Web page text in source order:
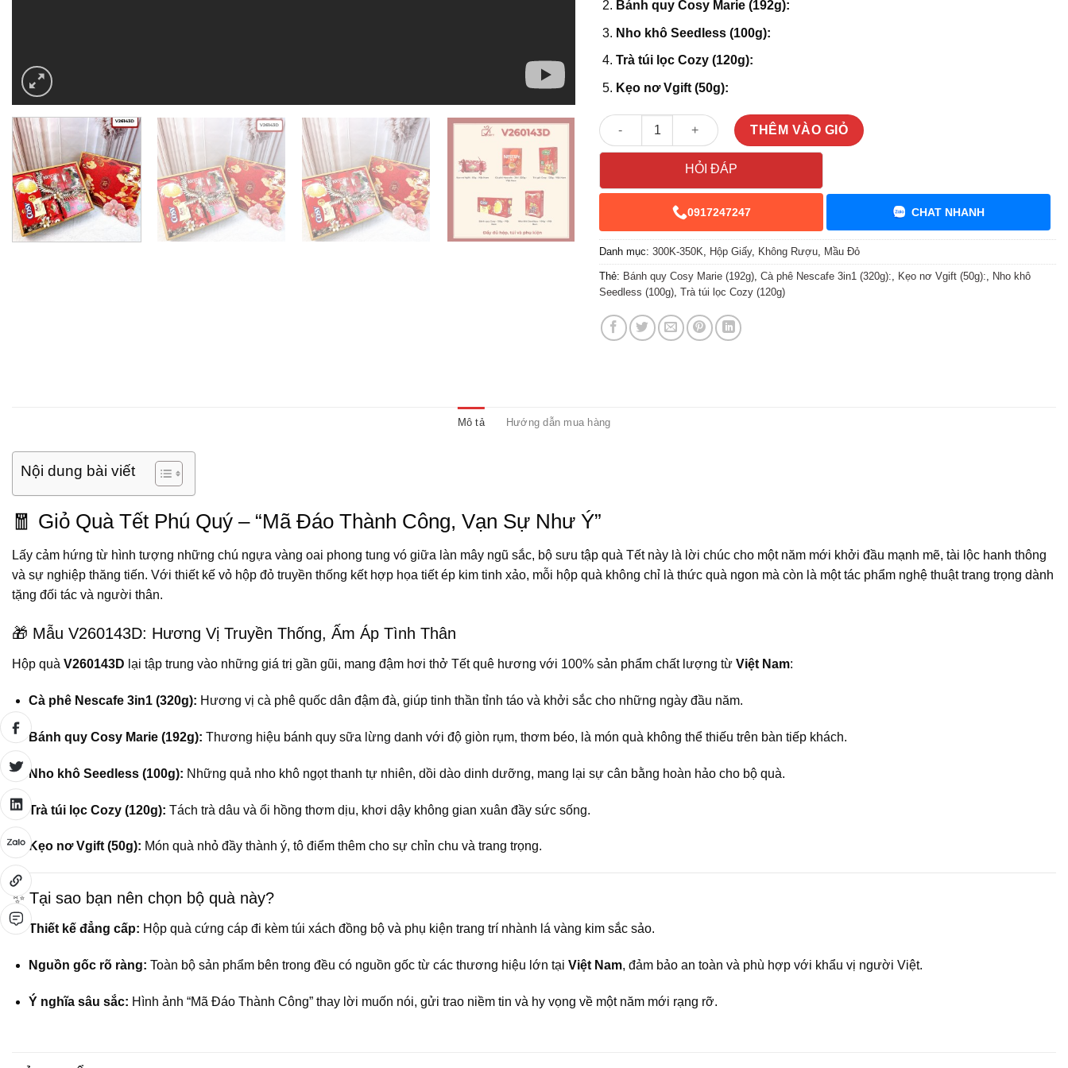
Bánh quy Cosy Marie (192g):
Nho khô Seedless (100g):
Trà túi lọc Cozy (120g):
Kẹo nơ Vgift (50g):
Giỏ Quà Tết V26143D số lượng
THÊM VÀO GIỎ
HỎI ĐÁP
0917247247 CHAT NHANH
Danh mục:300K-350K Hộp Giấy, Không Rượu Mầu Đỏ
Thẻ: Bánh quy Cosy Marie (192g) ,Cà phê Nescafe 3in1 (320g): Kẹo nơ Vgift (50g):
Nho khô
Seedless (100g) ,Trà túi lọc Cozy (120g)
Mô tả Hướng dẫn mua hàng
Nội dung bài viết
🧧 Giỏ Quà Tết Phú Quý – “Mã Đáo Thành Công, Vạn Sự Như Ý”
Lấy cảm hứng từ hình tượng những chú ngựa vàng oai phong tung vó giữa làn mây ngũ sắc, bộ sưu tập quà Tết này là lời chúc cho một năm mới khởi đầu mạnh mẽ, tài lộc hanh thông
và sự nghiệp thăng tiến. Với thiết kế vỏ hộp đỏ truyền thống kết hợp họa tiết ép kim tinh xảo, mỗi hộp quà không chỉ là thức quà ngon mà còn là một tác phẩm nghệ thuật trang trọng dành
tặng đối tác và người thân.
🎁 Mẫu V260143D: Hương Vị Truyền Thống, Ấm Áp Tình Thân
Hộp quà V260143D lại tập trung vào những giá trị gần gũi, mang đậm hơi thở Tết quê hương với 100% sản phẩm chất lượng từ Việt Nam:
Cà phê Nescafe 3in1 (320g): Hương vị cà phê quốc dân đậm đà, giúp tinh thần tỉnh táo và khởi sắc cho những ngày đầu năm.
Bánh quy Cosy Marie (192g): Thương hiệu bánh quy sữa lừng danh với độ giòn rụm, thơm béo, là món quà không thể thiếu trên bàn tiếp khách.
Nho khô Seedless (100g): Những quả nho khô ngọt thanh tự nhiên, dồi dào dinh dưỡng, mang lại sự cân bằng hoàn hảo cho bộ quà.
Trà túi lọc Cozy (120g): Tách trà dâu và ổi hồng thơm dịu, khơi dậy không gian xuân đầy sức sống.
Kẹo nơ Vgift (50g): Món quà nhỏ đầy thành ý, tô điểm thêm cho sự chỉn chu và trang trọng.
✨ Tại sao bạn nên chọn bộ quà này?
Thiết kế đẳng cấp: Hộp quà cứng cáp đi kèm túi xách đồng bộ và phụ kiện trang trí nhành lá vàng kim sắc sảo.
Nguồn gốc rõ ràng: Toàn bộ sản phẩm bên trong đều có nguồn gốc từ các thương hiệu lớn tại Việt Nam, đảm bảo an toàn và phù hợp với khẩu vị người Việt.
Ý nghĩa sâu sắc: Hình ảnh “Mã Đáo Thành Công” thay lời muốn nói, gửi trao niềm tin và hy vọng về một năm mới rạng rỡ.